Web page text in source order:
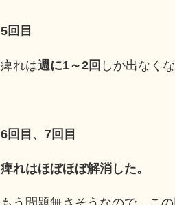
5回目
痺れは週に1～2回 しか出なくな
6回目、7回目
痺れはほぼほぼ解消した。